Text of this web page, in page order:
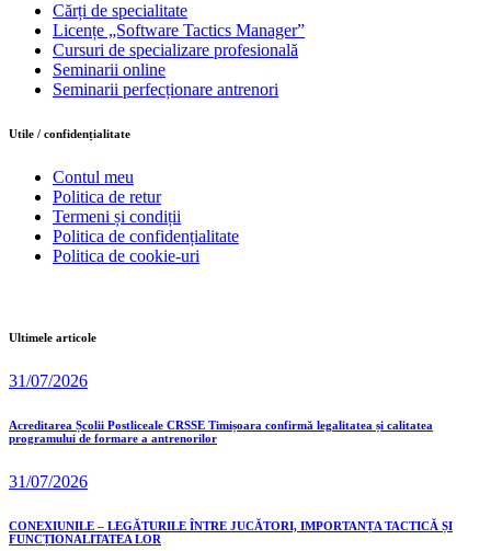
Cărți de specialitate
Licențe „Software Tactics Manager”
Cursuri de specializare profesională
Seminarii online
Seminarii perfecționare antrenori
Utile / confidențialitate
Contul meu
Politica de retur
Termeni și condiții
Politica de confidențialitate
Politica de cookie-uri
Ultimele articole
31/07/2026
Acreditarea Școlii Postliceale CRSSE Timișoara confirmă legalitatea și calitatea
programului de formare a antrenorilor
31/07/2026
CONEXIUNILE – LEGĂTURILE ÎNTRE JUCĂTORI, IMPORTANȚA TACTICĂ ȘI
FUNCȚIONALITATEA LOR